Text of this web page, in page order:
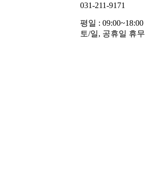
031-211-9171
평일 : 09:00~18:00
토/일, 공휴일 휴무